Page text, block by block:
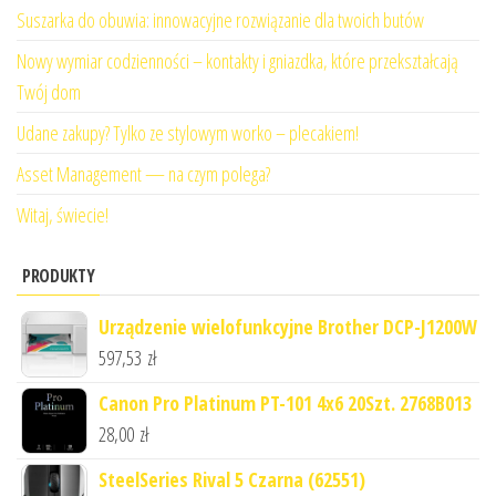
Suszarka do obuwia: innowacyjne rozwiązanie dla twoich butów
Nowy wymiar codzienności – kontakty i gniazdka, które przekształcają
Twój dom
Udane zakupy? Tylko ze stylowym worko – plecakiem!
Asset Management — na czym polega?
Witaj, świecie!
PRODUKTY
Urządzenie wielofunkcyjne Brother DCP-J1200W
597,53 zł
Canon Pro Platinum PT-101 4x6 20Szt. 2768B013
28,00 zł
SteelSeries Rival 5 Czarna (62551)